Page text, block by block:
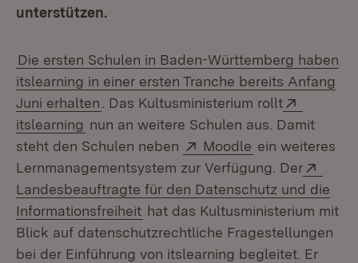
unterstützen.
Die ersten Schulen in Baden-Württemberg haben
itslearning in einer ersten Tranche bereits Anfang
Juni erhalten
. Das Kultusministerium rollt
itslearning (Öffnet in neuem Fenster)
nun an weitere Schulen aus. Damit
steht den Schulen neben
Extern:
Moodle (Öffnet in
ein weiteres
Lernmanagementsystem zur Verfügung. Der
Landesbeauftragte für den Datenschutz und die
Informationsfreiheit (Öffnet in neuem Fenster)
hat das Kultusministerium mit
Blick auf datenschutzrechtliche Fragestellungen
bei der Einführung von itslearning begleitet. Er